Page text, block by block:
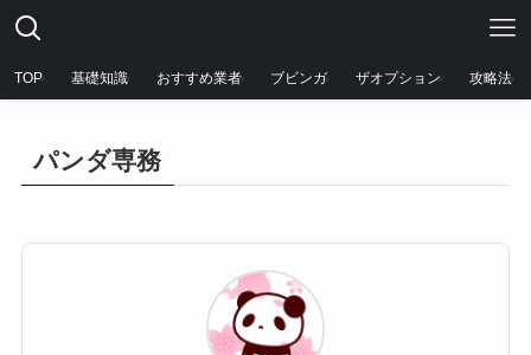
TOP 基礎知識 おすすめ業者 ブビンガ ザオプション 攻略法
パンダ専務